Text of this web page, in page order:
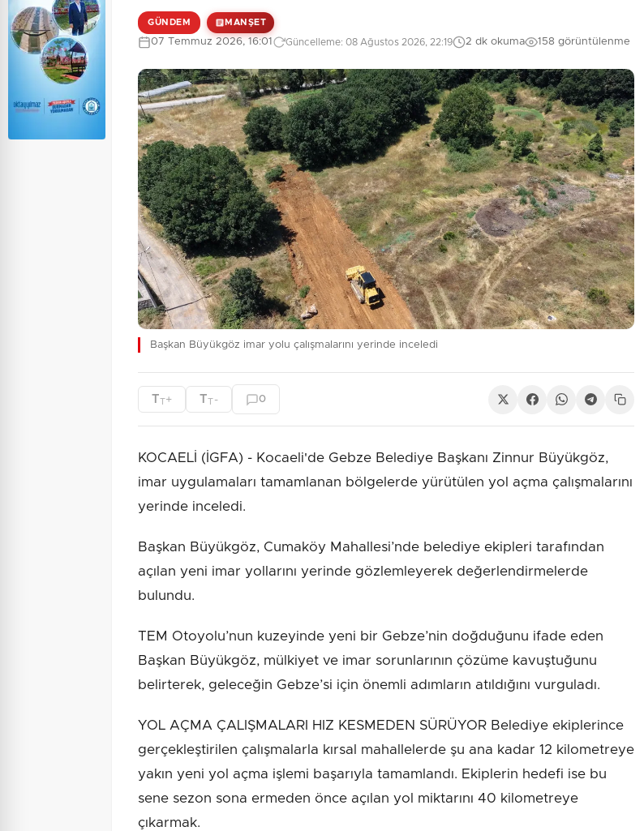
GÜNDEM MANŞET
07 Temmuz 2026, 16:01 Güncelleme: 08 Ağustos 2026, 22:19 2 dk okuma 158 görüntülenme
Başkan Büyükgöz imar yolu çalışmalarını yerinde inceledi
TT+ TT - 0
KOCAELİ (İGFA) - Kocaeli'de Gebze Belediye Başkanı Zinnur Büyükgöz,
imar uygulamaları tamamlanan bölgelerde yürütülen yol açma çalışmalarını
yerinde inceledi.
Başkan Büyükgöz, Cumaköy Mahallesi’nde belediye ekipleri tarafından
açılan yeni imar yollarını yerinde gözlemleyerek değerlendirmelerde
bulundu.
TEM Otoyolu’nun kuzeyinde yeni bir Gebze’nin doğduğunu ifade eden
Başkan Büyükgöz, mülkiyet ve imar sorunlarının çözüme kavuştuğunu
belirterek, geleceğin Gebze’si için önemli adımların atıldığını vurguladı.
YOL AÇMA ÇALIŞMALARI HIZ KESMEDEN SÜRÜYOR Belediye ekiplerince
gerçekleştirilen çalışmalarla kırsal mahallelerde şu ana kadar 12 kilometreye
yakın yeni yol açma işlemi başarıyla tamamlandı. Ekiplerin hedefi ise bu
sene sezon sona ermeden önce açılan yol miktarını 40 kilometreye
çıkarmak.